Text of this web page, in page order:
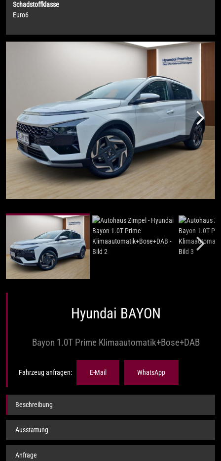
Schadstoffklasse
Euro6
Hyundai BAYON
Bayon 1.0T Prime Klimaautomatik+Bose+DAB
Fahrzeug anfragen: E-Mail WhatsApp
Beschreibung
Ausstattung
Anfrage